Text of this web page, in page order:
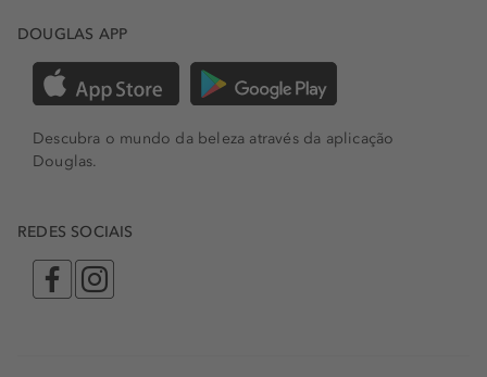
DOUGLAS APP
Descubra o mundo da beleza através da aplicação
Douglas.
REDES SOCIAIS